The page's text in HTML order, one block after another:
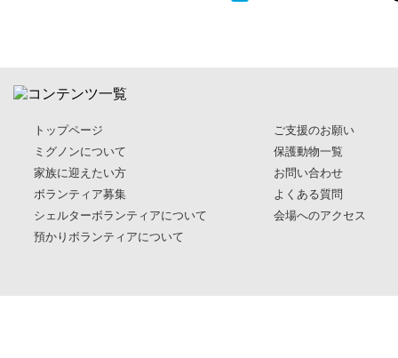
トップページ
ミグノンについて
家族に迎えたい方
ボランティア募集
シェルターボランティアについて
預かりボランティアについて
ご支援のお願い
保護動物一覧
お問い合わせ
よくある質問
会場へのアクセス